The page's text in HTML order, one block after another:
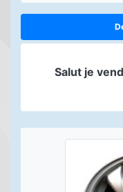
Salut je